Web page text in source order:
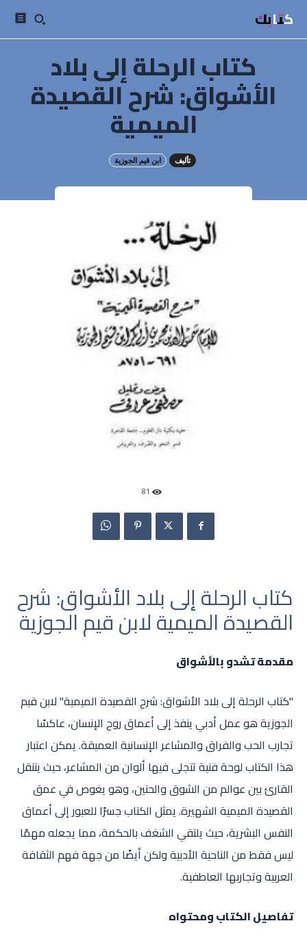
كتابك
كتاب الرحلة إلى بلاد
الأشواق: شرح القصيدة
الميمية
تأليف ابن قيم الجوزية
81
كتاب الرحلة إلى بلاد الأشواق: شرح
القصيدة الميمية لابن قيم الجوزية
مقدمة تشدو بالأشواق
"كتاب الرحلة إلى بلاد الأشواق: شرح القصيدة الميمية" لابن قيم
الجوزية هو عمل أدبي ينفذ إلى أعماق روح الإنسان، عاكسًا
تجارب الحب والفراق والمشاعر الإنسانية العميقة. يمكن اعتبار
هذا الكتاب لوحة فنية تتجلى فيها ألوان من المشاعر، حيث يتنقل
القارئ بين عوالم من الشوق والحنين، وهو يغوص في عمق
القصيدة الميمية الشهيرة. يمثل الكتاب جسرًا للعبور إلى أعماق
النفس البشرية، حيث يلتقي الشغف بالحكمة، مما يجعله مهمًا
ليس فقط من الناحية الأدبية ولكن أيضًا من جهة فهم الثقافة
العربية وتجاربها العاطفية.
تفاصيل الكتاب ومحتواه